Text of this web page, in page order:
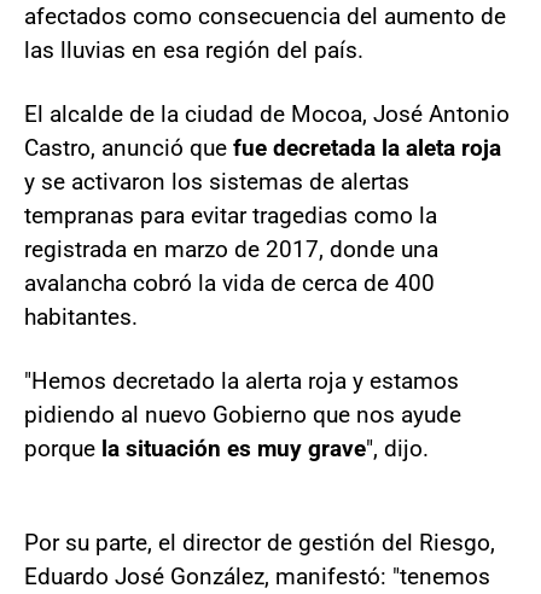
afectados como consecuencia del aumento de
las lluvias en esa región del país.
El alcalde de la ciudad de Mocoa, José Antonio
Castro, anunció que fue decretada la aleta roja
y se activaron los sistemas de alertas
tempranas para evitar tragedias como la
registrada en marzo de 2017, donde una
avalancha cobró la vida de cerca de 400
habitantes.
"Hemos decretado la alerta roja y estamos
pidiendo al nuevo Gobierno que nos ayude
porque la situación es muy grave", dijo.
Por su parte, el director de gestión del Riesgo,
Eduardo José González, manifestó: "tenemos